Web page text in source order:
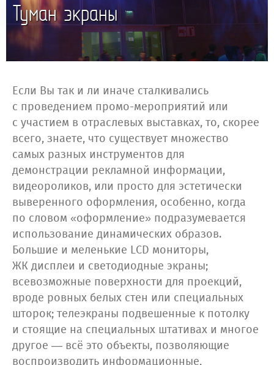
Туман экраны
Если Вы так и ли иначе сталкивались
с проведением промо-мероприятий или
с участием в отраслевых выставках, то, скорее
всего, знаете, что существует множество
самых разных инструментов для
демонстрации рекламной информации,
видеороликов, или просто для эстетически
выверенного оформления, особенно, когда
по словом «оформление» подразумевается
использование динамических образов.
Большие и меленькие LCD мониторы,
ЖК дисплеи и светодиодные экраны;
всевозможные поверхности для проекций,
вроде ровных белых стен или специальных
шторок; телеэкраны подвешенные к потолку
и стоящие на специальных штативах и многое
другое — всё это объекты, позволяющие